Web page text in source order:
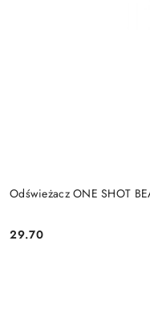
Odświeżacz ONE SHOT
Cena:
29.70